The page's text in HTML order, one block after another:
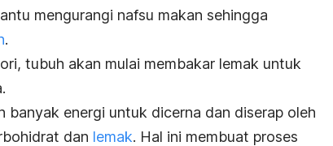
mengurangi nafsu makan sehingga
.
tubuh akan mulai membakar lemak untuk
banyak energi untuk dicerna dan diserap oleh
dan lemak. Hal ini membuat proses